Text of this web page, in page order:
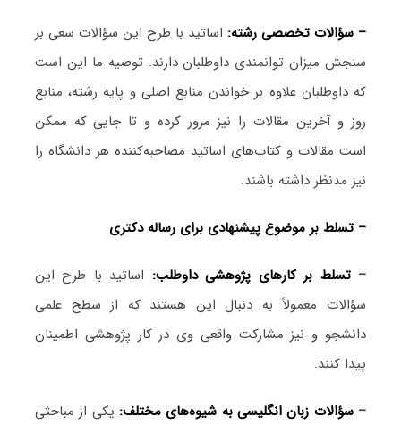
– سؤالات تخصصی رشته: اساتید با طرح این سؤالات سعی بر
سنجش میزان توانمندی داوطلبان دارند. توصیه ما این است
که داوطلبان علاوه بر خواندن منابع اصلی و پایه رشته، منابع
روز و آخرین مقالات را نیز مرور کرده و تا جایی که ممکن
است مقالات و کتاب‌های اساتید مصاحبه‌کننده هر دانشگاه را
نیز مدنظر داشته باشند.
– تسلط بر موضوع پیشنهادی برای رساله دکتری
–تسلط بر کارهای پژوهشی داوطلب: اساتید با طرح این
سؤالات معمولاً به دنبال این هستند که از سطح علمی
دانشجو و نیز مشارکت واقعی وی در کار پژوهشی اطمینان
پیدا کنند.
– سؤالات زبان انگلیسی به شیوه‌های مختلف: یکی از مباحثی